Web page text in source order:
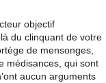
objectif
du clinquant de votre
de mensonges,
médisances, qui sont
aucun arguments